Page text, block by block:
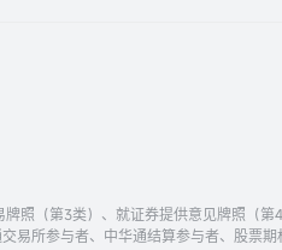
照（第3类）、就证券提供意见牌照（
易所参与者、中华通结算参与者、股票